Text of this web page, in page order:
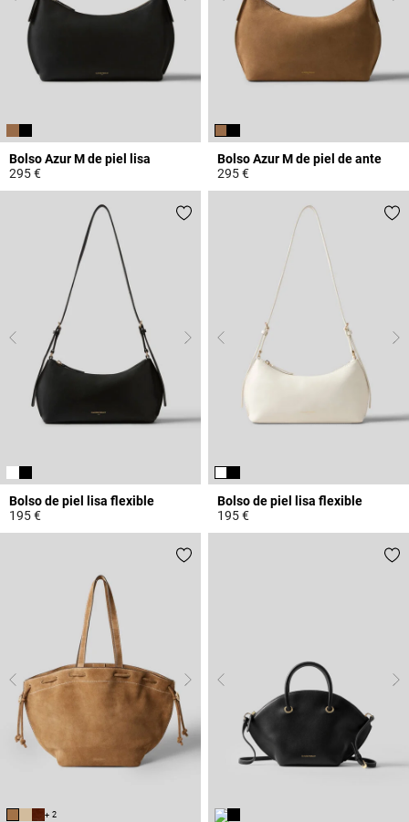
Bolso Azur M de piel lisa
295 €
Bolso Azur M de piel de ante
295 €
Bolso de piel lisa flexible
195 €
Bolso de piel lisa flexible
195 €
+ 2